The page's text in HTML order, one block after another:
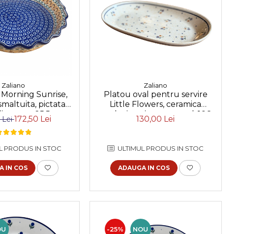
Zaliano
Sunrise,
pictata
25,5 cm
Lei172,50 Lei
PRODUS IN STOC
IN COS
Zaliano
Platou oval pentru servire
Little Flowers, ceramica
smaltuita, pictat manual, 16,8
x 27,3 cm
130,00 Lei
ULTIMUL PRODUS IN STOC
ADAUGA IN COS
-25% NOU